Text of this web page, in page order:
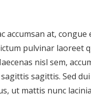
accumsan at,
pulvinar laoreet
nisl sem,
sagittis. Sed
ut mattis nunc